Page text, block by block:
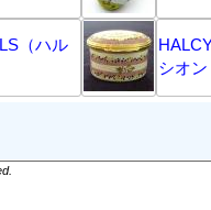
（ハル
シオ